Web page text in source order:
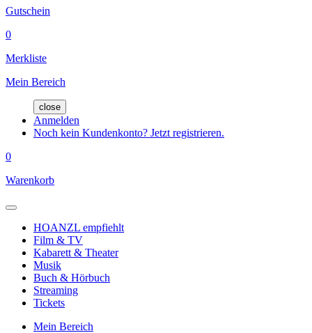
Gutschein
0
Merkliste
Mein Bereich
close
Anmelden
Noch kein Kundenkonto? Jetzt registrieren.
0
Warenkorb
HOANZL empfiehlt
Film & TV
Kabarett & Theater
Musik
Buch & Hörbuch
Streaming
Tickets
Mein Bereich